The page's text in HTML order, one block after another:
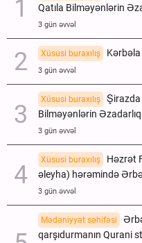
Qatıla Bilməyənlərin
3 gün əvvəl
Xüsusi buraxılış
3 gün əvvəl
Xüsusi buraxılış
Şirazda
Bilməyənlərin
3 gün əvvəl
Xüsusi buraxılış
Həzrət
əleyha) hərəmində
3 gün əvvəl
Mədəniyyət səhifəsi
qarşıdurmanın Qurani